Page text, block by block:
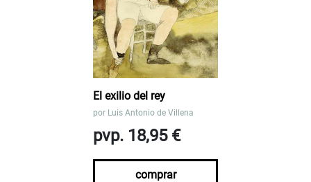
El exilio del rey
por Luis Antonio de Villena
pvp. 18,95 €
comprar